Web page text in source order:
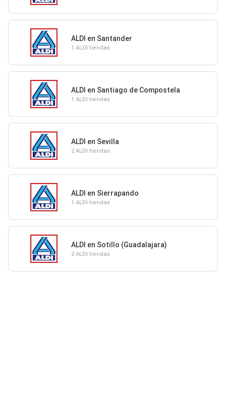
ALDI en Santander
1 ALDI tiendas
ALDI en Santiago de Compostela
1 ALDI tiendas
ALDI en Sevilla
2 ALDI tiendas
ALDI en Sierrapando
1 ALDI tiendas
ALDI en Sotillo (Guadalajara)
2 ALDI tiendas